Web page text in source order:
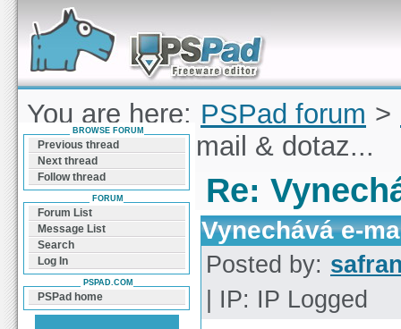
Forum can help you solve problems and quickly
find a solution with PSPad for Microsoft
Windows
You are here: PSPad forum >
Vynechává e-mail & dotaz...
Re:
Vynechává e-
Posted by:
| IP: IP Logged
BROWSE FORUM
Previous thread
Next thread
Follow thread
FORUM
Forum List
Message List
Search
Log In
PSPAD.COM
PSPad home